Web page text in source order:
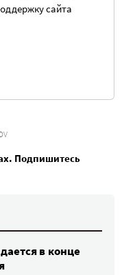
сайта
Подпишитесь
в конце